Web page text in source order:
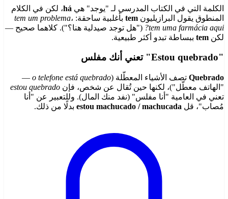
الكلمة التي في الكتاب المدرسي لـ "يوجد" هي há، لكن في الكلام
المنطوق يقول البرازيليون tem بأغلبية ساحقة: tem um problema،
tem uma farmácia aqui?
("هل توجد صيدلية هنا؟"). كلاهما صحيح —
لكن tem ببساطة تبدو أكثر طبيعية.
"Estou quebrado" تعني أنك مفلس
Quebrado تصف الأشياء المعطّلة (o telefone está quebrado
—
"الهاتف معطّل")، لكنها حين تُقال عن شخص، فإن estou quebrado
تعني في العامية "أنا مفلس" (نفد منك المال). وللتعبير عن "أنا
مُصاب"، قل estou machucado / machucada بدلًا من ذلك.